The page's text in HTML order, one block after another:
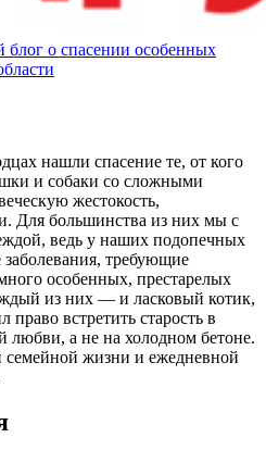
о спасении особенных
нашли спасение те, от кого
и собаки со сложными
жестокость,
Для большинства из них мы с
ведь у наших подопечных
требующие
особенных, престарелых
из них — и ласковый котик,
встретить старость в
любви, а не на холодном бетоне.
жизни и ежедневной